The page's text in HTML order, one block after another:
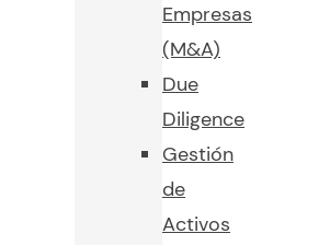
Empresas
(M&A)
Due
Diligence
Gestión
de
Activos